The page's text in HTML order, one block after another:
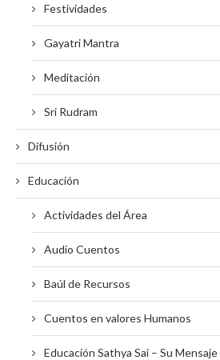
Festividades
Gayatri Mantra
Meditación
Sri Rudram
Difusión
Educación
Actividades del Área
Audio Cuentos
Baúl de Recursos
Cuentos en valores Humanos
Educación Sathya Sai – Su Mensaje